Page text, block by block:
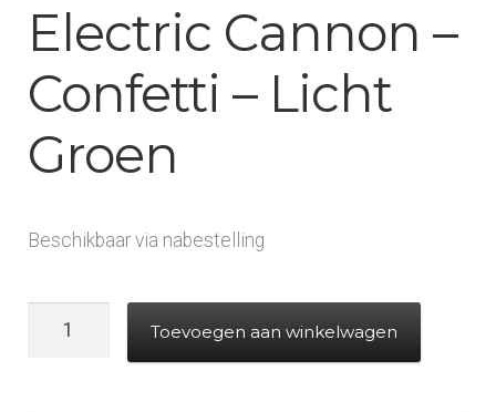
Electric Cannon –
Confetti – Licht
Groen
Beschikbaar via nabestelling
Toevoegen aan winkelwagen